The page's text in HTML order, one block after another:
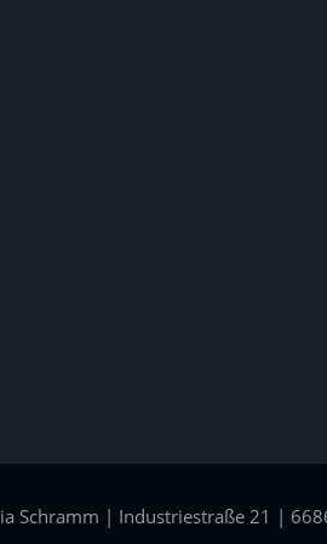
Schramm | Industriestraße 21 |